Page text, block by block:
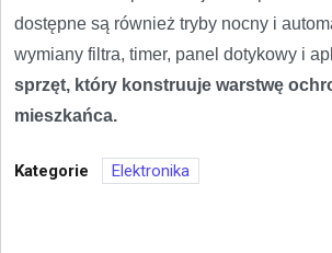
dostępne są również tryby nocny i
wymiany filtra, timer, panel dotykowy i
sprzęt, który konstruuje warstwę
mieszkańca.
Kategorie Elektronika